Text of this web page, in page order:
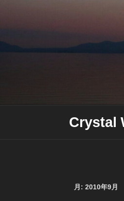
content
Crystal
月: 2010年9月